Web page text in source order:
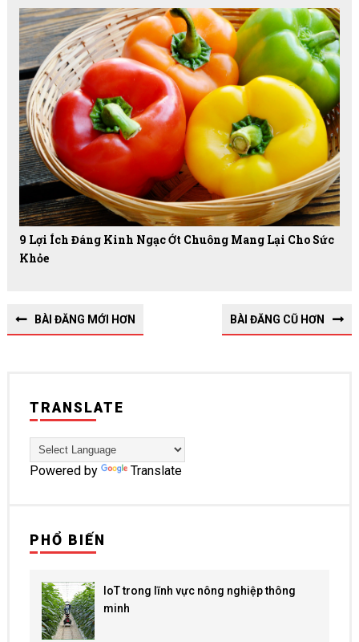
9 Lợi Ích Đáng Kinh Ngạc Ớt Chuông Mang Lại Cho Sức
Khỏe
BÀI ĐĂNG MỚI HƠN BÀI ĐĂNG CŨ HƠN
TRANSLATE
Powered by Translate
PHỔ BIẾN
IoT trong lĩnh vực nông nghiệp thông
minh